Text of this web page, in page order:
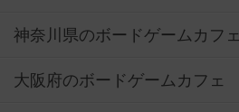
神奈川県のボードゲームカフェ
大阪府のボードゲームカフェ